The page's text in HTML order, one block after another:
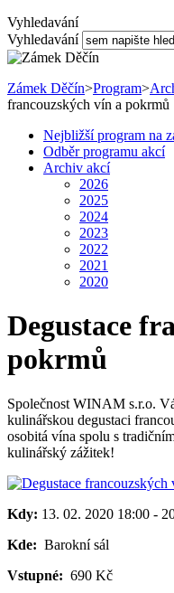
Vyhledavání
Vyhledavání
Zámek Děčín>Program>
francouzských vín a pokrmů
Nejbližší program na
Odběr programu akcí
Archiv akcí
2026
2025
2024
2023
2022
2021
2020
Degustace
pokrmů
Společnost WINAM s.r.o.
kulinářskou degustaci
osobitá vína spolu s
kulinářský zážitek!
Kdy: 13. 02. 2020 18:00 -
Kde: Barokní sál
Vstupné: 690 Kč